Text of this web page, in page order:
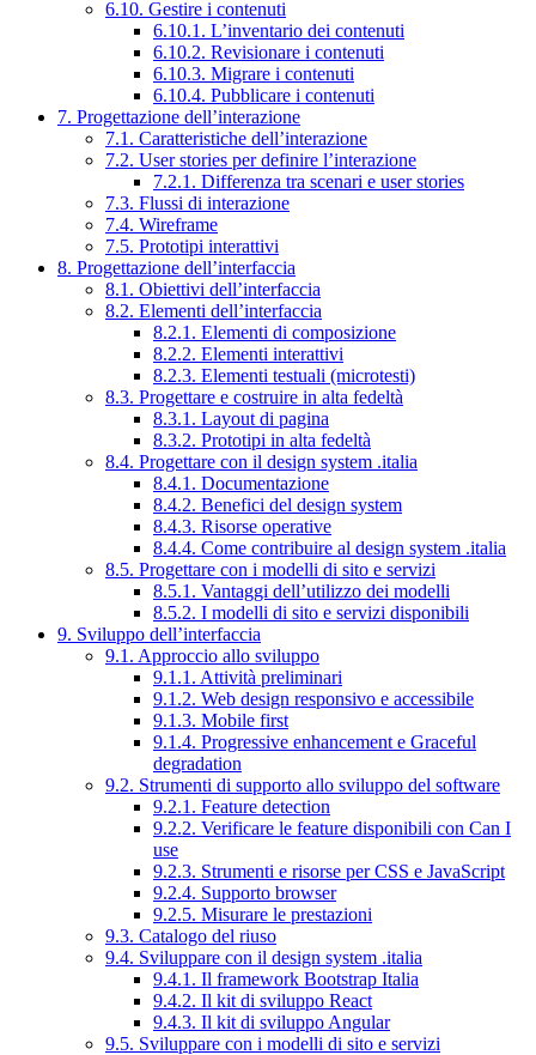
6.10. Gestire i contenuti
6.10.1. L’inventario dei contenuti
6.10.2. Revisionare i contenuti
6.10.3. Migrare i contenuti
6.10.4. Pubblicare i contenuti
7. Progettazione dell’interazione
7.1. Caratteristiche dell’interazione
7.2. User stories per definire l’interazione
7.2.1. Differenza tra scenari e user stories
7.3. Flussi di interazione
7.4. Wireframe
7.5. Prototipi interattivi
8. Progettazione dell’interfaccia
8.1. Obiettivi dell’interfaccia
8.2. Elementi dell’interfaccia
8.2.1. Elementi di composizione
8.2.2. Elementi interattivi
8.2.3. Elementi testuali (microtesti)
8.3. Progettare e costruire in alta fedeltà
8.3.1. Layout di pagina
8.3.2. Prototipi in alta fedeltà
8.4. Progettare con il design system .italia
8.4.1. Documentazione
8.4.2. Benefici del design system
8.4.3. Risorse operative
8.4.4. Come contribuire al design system .italia
8.5. Progettare con i modelli di sito e servizi
8.5.1. Vantaggi dell’utilizzo dei modelli
8.5.2. I modelli di sito e servizi disponibili
9. Sviluppo dell’interfaccia
9.1. Approccio allo sviluppo
9.1.1. Attività preliminari
9.1.2. Web design responsivo e accessibile
9.1.3. Mobile first
9.1.4. Progressive enhancement e Graceful
degradation
9.2. Strumenti di supporto allo sviluppo del software
9.2.1. Feature detection
9.2.2. Verificare le feature disponibili con Can I
use
9.2.3. Strumenti e risorse per CSS e JavaScript
9.2.4. Supporto browser
9.2.5. Misurare le prestazioni
9.3. Catalogo del riuso
9.4. Sviluppare con il design system .italia
9.4.1. Il framework Bootstrap Italia
9.4.2. Il kit di sviluppo React
9.4.3. Il kit di sviluppo Angular
9.5. Sviluppare con i modelli di sito e servizi